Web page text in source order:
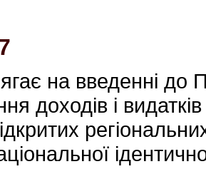
на введенні до
доходів і